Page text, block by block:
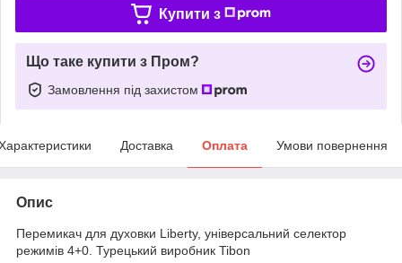
Купити з
Що таке купити з Пром?
Замовлення під захистом
Доставка Оплата Умови повернення
Опис
Перемикач для духовки Liberty, універсальний селектор
режимів 4+0. Турецький виробник Tibon